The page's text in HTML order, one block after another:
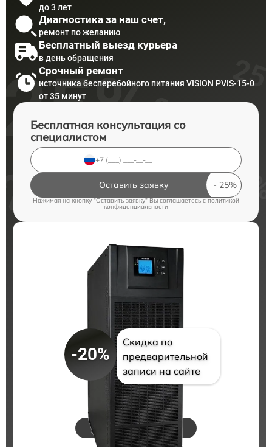
до 3 лет
Диагностика за наш счет,
ремонт по желанию
Бесплатный выезд курьера
в день обращения
Срочный ремонт
источника бесперебойного питания VISION PVIS-15-0
от 35 минут
Бесплатная консультация со
специалистом
Оставить заявку
Нажимая на кнопку "Оставить заявку" Вы соглашаетесь cполитикой
конфиденциальности
-20%
Скидка по
предварительной
записи на сайте
Цены на ремонт